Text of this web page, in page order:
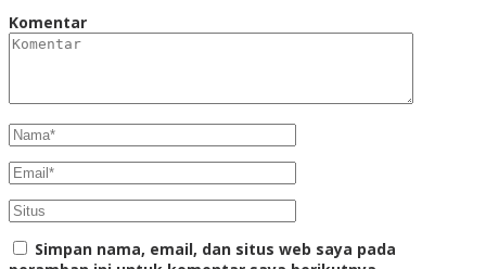
Komentar
Simpan nama, email, dan situs web saya pada